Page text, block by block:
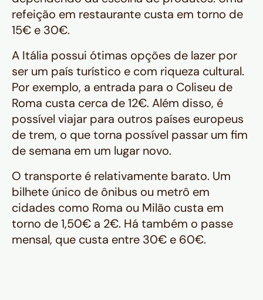
refeição em restaurante custa em torno de
15€ e 30€.
A Itália possui ótimas opções de lazer por
ser um país turístico e com riqueza cultural.
Por exemplo, a entrada para o Coliseu de
Roma custa cerca de 12€. Além disso, é
possível viajar para outros países europeus
de trem, o que torna possível passar um fim
de semana em um lugar novo.
O transporte é relativamente barato. Um
bilhete único de ônibus ou metrô em
cidades como Roma ou Milão custa em
torno de 1,50€ a 2€. Há também o passe
mensal, que custa entre 30€ e 60€.